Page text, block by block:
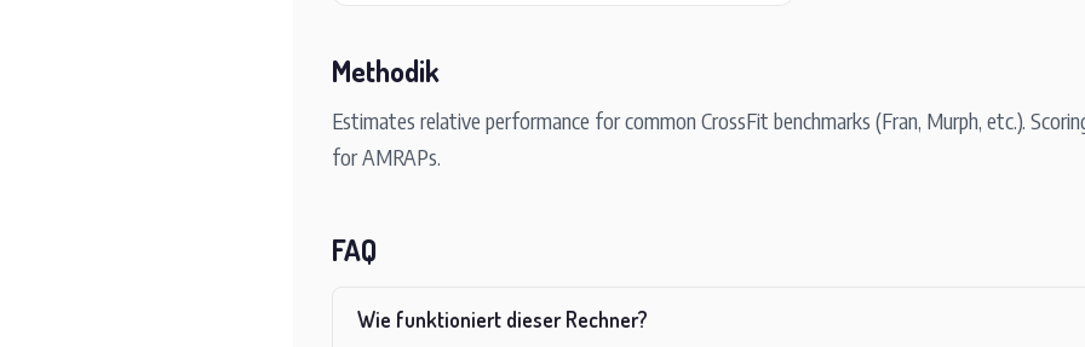
Methodik
Estimates relative performance for common CrossFit benchmarks (Fran, Murph, etc.).
for AMRAPs.
FAQ
Wie funktioniert dieser Rechner?